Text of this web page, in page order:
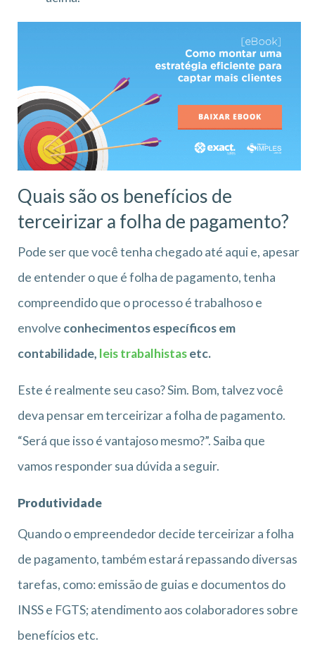
Quais são os benefícios de
terceirizar a folha de pagamento?
Pode ser que você tenha chegado até aqui e, apesar
de entender o que é folha de pagamento, tenha
compreendido que o processo é trabalhoso e
envolve conhecimentos específicos em
contabilidade, leis trabalhistasetc.
Este é realmente seu caso? Sim. Bom, talvez você
deva pensar em terceirizar a folha de pagamento.
“Será que isso é vantajoso mesmo?”. Saiba que
vamos responder sua dúvida a seguir.
Produtividade
Quando o empreendedor decide terceirizar a folha
de pagamento, também estará repassando diversas
tarefas, como: emissão de guias e documentos do
INSS e FGTS; atendimento aos colaboradores sobre
benefícios etc.